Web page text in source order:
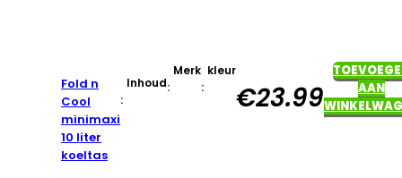
Fold n
Cool
minimaxi
10 liter
koeltas
Inhoud
:
Merk
:
kleur
:
€23.99
AAN